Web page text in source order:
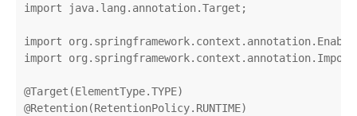
import java.lang.annotation.Target;
import
import
@Target
@Retention